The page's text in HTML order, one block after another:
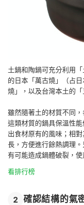
土鍋和陶鍋可充分利用
的日本「萬古燒」（占
燒」，以及台灣本土的
雖然隨著土的材質不同
這類材質的鍋具保溫性
出食材原有的風味；相
長，方便進行餘熱調理
有可能造成鍋體破裂，
看排行榜
2 確認結構的氣